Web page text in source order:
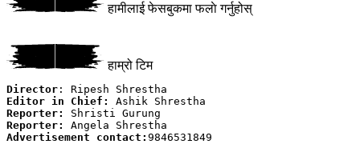
हामीलाई फेसबुकमा फलाे गर्नुहोस्
हाम्रो टिम
Director
Editor in Chief:
Reporter:
Reporter:
Advertisement contact: 9846531849